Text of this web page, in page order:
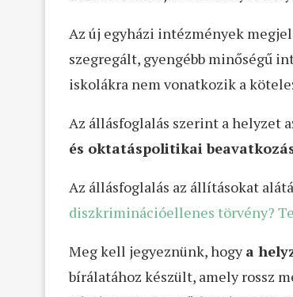
Az új egyházi intézmények
szegregált, gyengébb minőségű
iskolákra nem vonatkozik a
Az állásfoglalás szerint a helyzet
és oktatáspolitikai
Az állásfoglalás az állításokat
diszkriminációellenes törvény?
Meg kell jegyeznünk, hogya
bírálatához készült, amely rossz